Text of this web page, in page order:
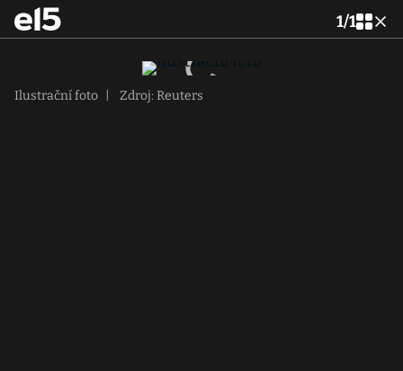
1/1
Ilustrační foto Zdroj: Reuters